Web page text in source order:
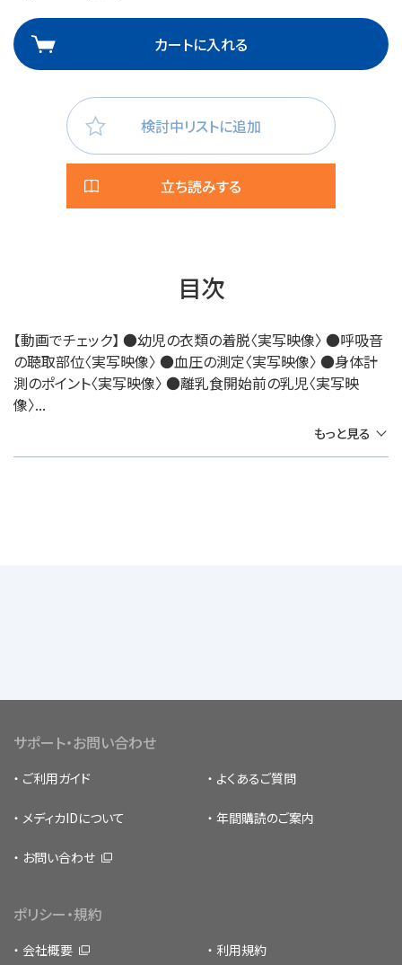
カートに入れる
検討中リストに追加
立ち読みする
目次
【動画でチェック】 ●幼児の衣類の着脱〈実写映像〉 ●呼吸音
の聴取部位〈実写映像〉 ●血圧の測定〈実写映像〉 ●身体計
測のポイント〈実写映像〉 ●離乳食開始前の乳児〈実写映
像〉...
もっと見る
サポート・お問い合わせ
ご利用ガイド よくあるご質問
メディカIDについて 年間購読のご案内
お問い合わせ
ポリシー・規約
会社概要 利用規約